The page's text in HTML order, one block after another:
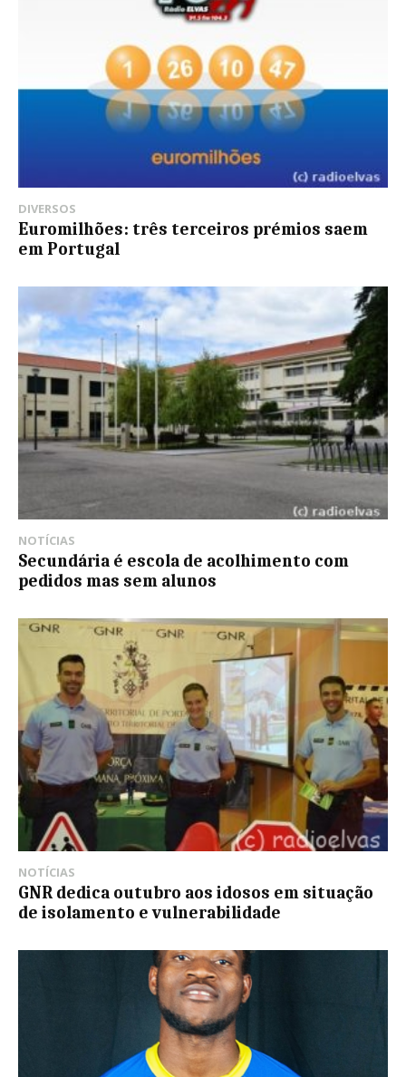
DIVERSOS
Euromilhões: três terceiros prémios saem
em Portugal
NOTÍCIAS
Secundária é escola de acolhimento com
pedidos mas sem alunos
NOTÍCIAS
GNR dedica outubro aos idosos em situação
de isolamento e vulnerabilidade